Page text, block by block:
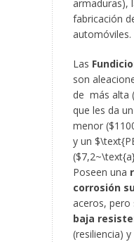
armaduras),
fabricación
automóviles.
Las
son
de más alta
que les da un
menor
y un
Poseen una
corrosión
aceros, pero
baja
(resiliencia)